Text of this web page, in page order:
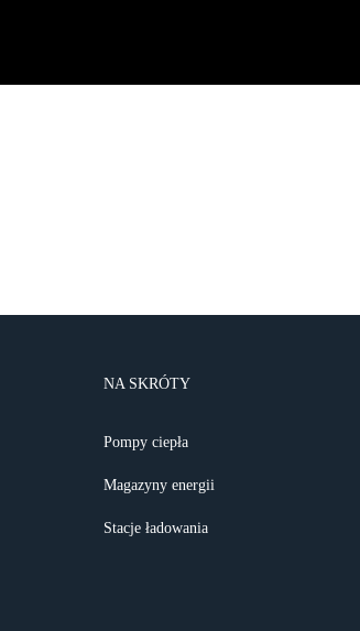
NA SKRÓTY
Pompy ciepła
Magazyny energii
Stacje ładowania